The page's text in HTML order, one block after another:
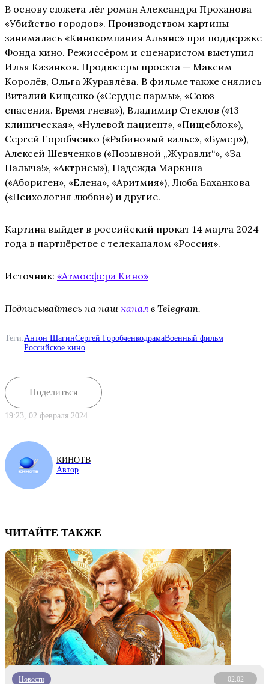
В основу сюжета лёг роман Александра Проханова
«Убийство городов». Производством картины
занималась «Кинокомпания Альянс» при поддержке
Фонда кино. Режиссёром и сценаристом выступил
Илья Казанков. Продюсеры проекта — Максим
Королёв, Ольга Журавлёва. В фильме также снялись
Виталий Кищенко («Сердце пармы», «Союз
спасения. Время гнева»), Владимир Стеклов («13
клиническая», «Нулевой пациент», «Пищеблок»),
Сергей Горобченко («Рябиновый вальс», «Бумер»),
Алексей Шевченков («Позывной „Журавли“», «За
Палыча!», «Актрисы»), Надежда Маркина
(«Абориген», «Елена», «Аритмия»), Люба Баханкова
(«Психология любви») и другие.
Картина выйдет в российский прокат 14 марта 2024
года в партнёрстве с телеканалом «Россия».
Источник: «Атмосфера Кино»
Подписывайтесь на наш канал в Telegram.
Теги:Антон ШагинСергей ГоробченкодрамаВоенный фильм
Российское кино
Поделиться
19:23, 02 февраля 2024
КИНОТВ
Автор
ЧИТАЙТЕ ТАКЖЕ
Новости 02.02